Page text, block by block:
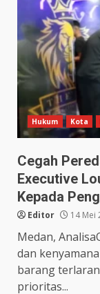
Hukum Kota
Cegah
Executive
Kepada
Editor 14 Mei
Medan,
dan
barang
prioritas...